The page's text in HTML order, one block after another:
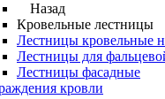
Назад
Кровельные лестницы
Лестницы кровельные
Лестницы для
Лестницы фасадные
кровли